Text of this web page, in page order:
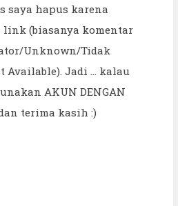
saya hapus karena
link (biasanya komentar
Unknown/Tidak
Jadi ... kalau
AKUN DENGAN
terima kasih :)